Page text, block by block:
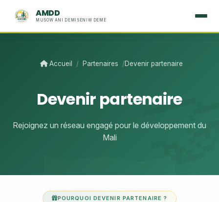
AMDD
MUSOW ANI DEMISENIW DEMÈ
Accueil / Partenaires /Devenir partenaire
Devenir partenaire
Rejoignez un réseau engagé pour le développement du
Mali
POURQUOI DEVENIR PARTENAIRE ?